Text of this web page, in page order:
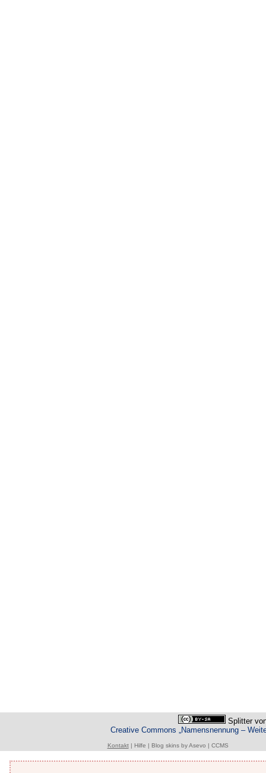
Splitter
Creative Commons „Namensnennung –
Kontakt| Hilfe Blog skinsbyAsevo CCMS